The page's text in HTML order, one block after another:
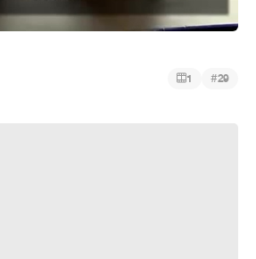
1 #29